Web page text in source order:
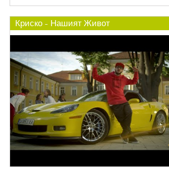
Криско - Нашият Живот